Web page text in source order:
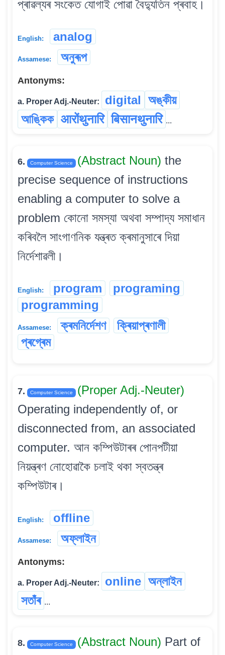
প্ৰাৱল্যৰ সংকেত যোগাই পোৱা বৈদ্যুতিন প্ৰবাহ।
English: analog
Assamese: অনুৰূপ
Antonyms:
a. Proper Adj.-Neuter: digital অঙ্কীয়
আঙ্কিক आरोंथुनारि बिसानथुनारि ...
6. Computer Science (Abstract Noun) the
precise sequence of instructions
enabling a computer to solve a
problem কোনো সমস্যা অথবা সম্পাদ্য সমাধান
কৰিবলৈ সাংগাণনিক যন্ত্ৰত ক্ৰমানুসাৰে দিয়া
নিৰ্দেশাৱলী।
English: program
programing
programming
Assamese: ক্ৰমনিৰ্দেশণ
ক্ৰিয়াপ্ৰণালী
প্ৰগ্ৰেম
7. Computer Science
(Proper Adj.-Neuter)
Operating independently of, or
disconnected from, an associated
computer. আন কম্পিউটাৰৰ পোনপটীয়া
নিয়ন্ত্ৰণ নোহোৱাকৈ চলাই থকা স্বতন্ত্ৰ
কম্পিউটাৰ।
English: offline
Assamese: অফ্‌লাইন
Antonyms:
a. Proper Adj.-Neuter: online অন্‌লাইন
সতাঁৰ ...
8. Computer Science (Abstract Noun) Part of